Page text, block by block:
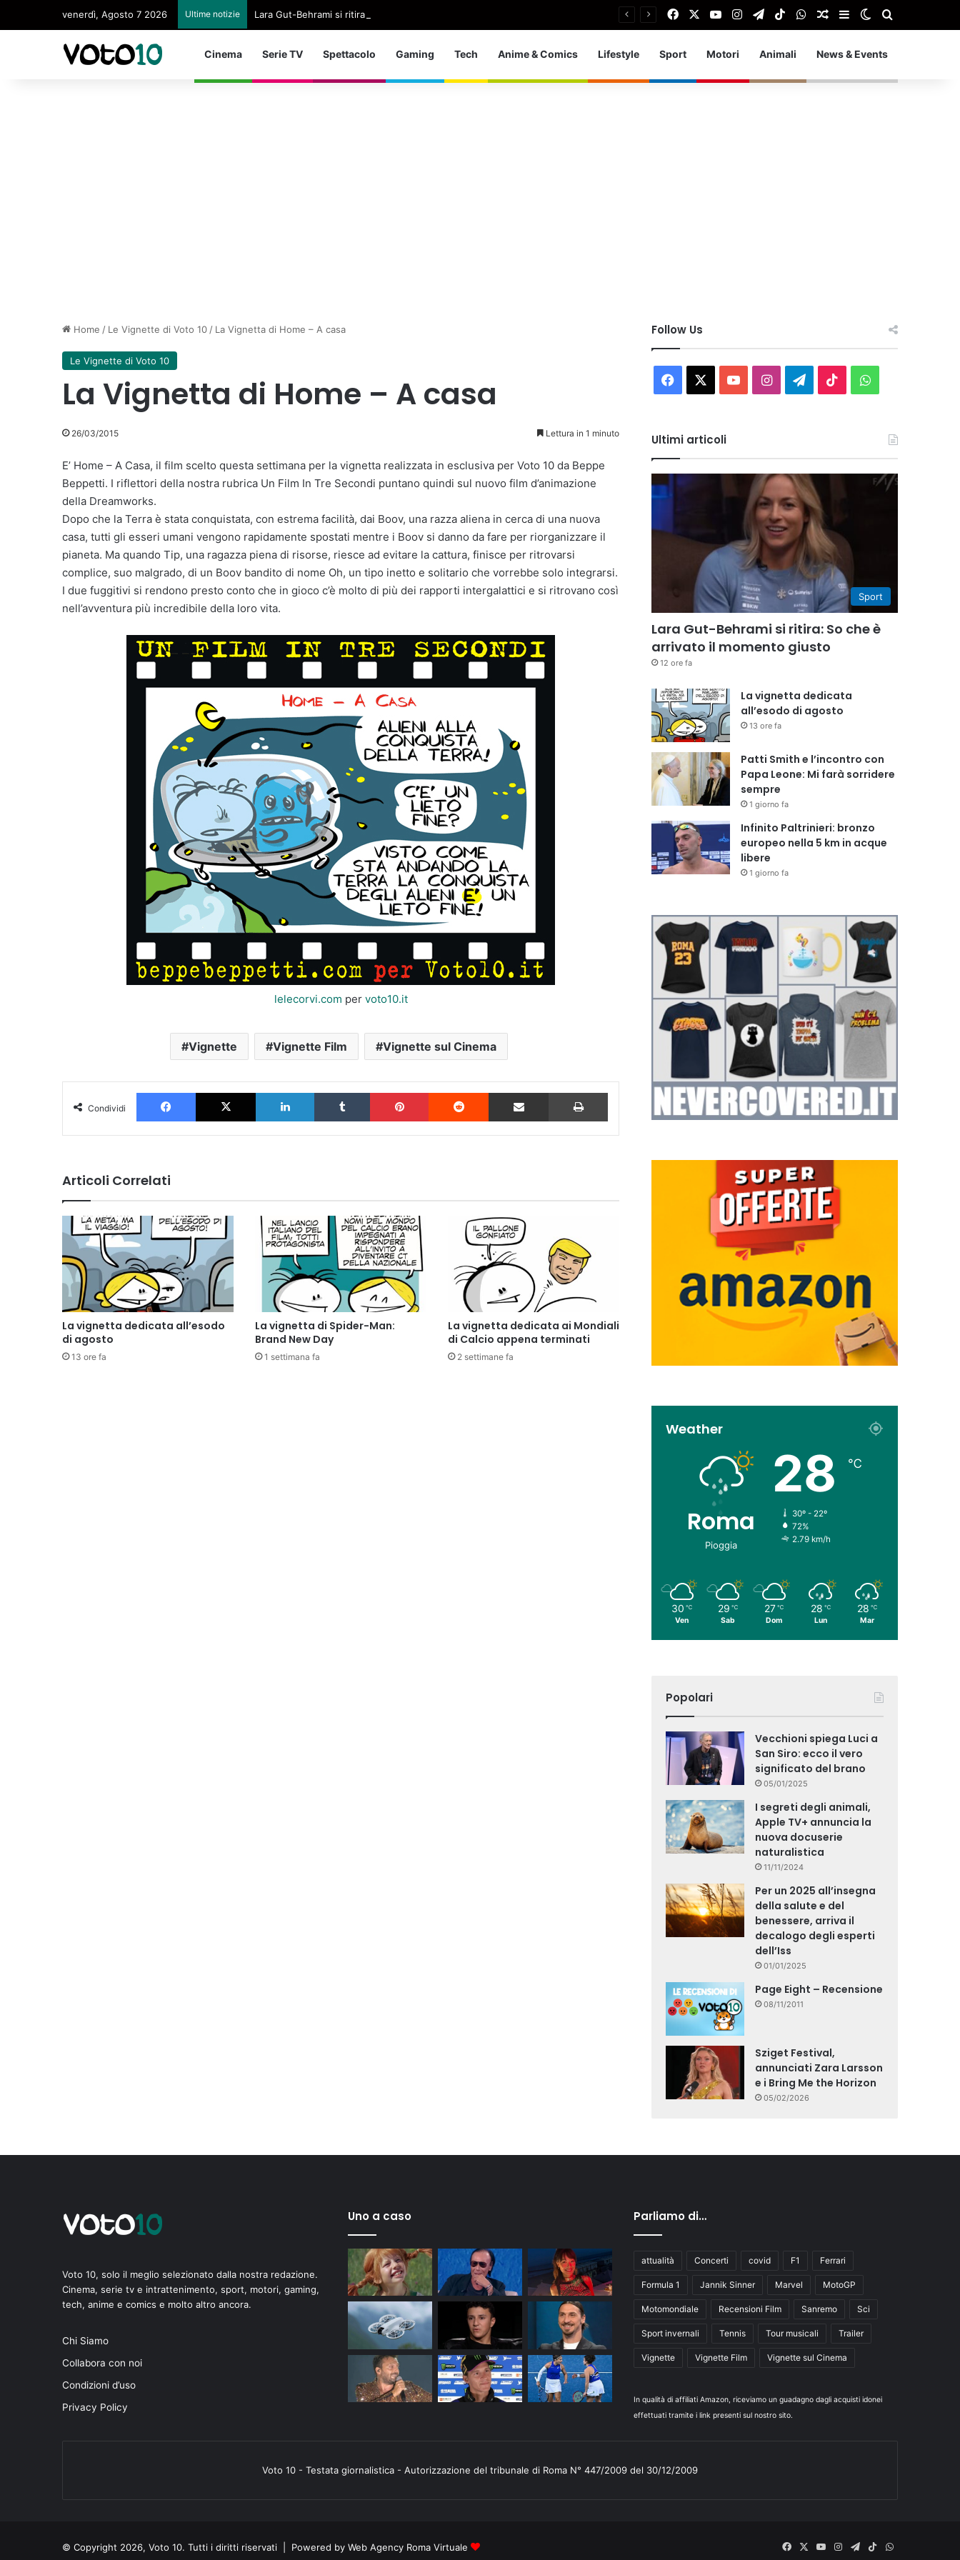
venerdì, Agosto 7 2026 Ultime notizie Lara Gut-Behrami si ritira: So che è arrivato il momento giusto FacebookYou TubeInstagram
TelegramTikTokWhatsApp
Articolo Random
Barra laterale
Cambia aspetto
Cinema Serie TV Spettacolo Gaming Tech Anime & Comics Lifestyle Sport Motori Animali News & Events
Home / Le Vignette di Voto 10 / La Vignetta di Home – A casa
Le Vignette di Voto 10
La Vignetta di Home – A casa
26/03/2015 Lettura in 1 minuto
E’ Home – A Casa, il film scelto questa settimana per la vignetta realizzata in esclusiva per Voto 10 da Beppe
Beppetti. I riflettori della nostra rubrica Un Film In Tre Secondi puntano quindi sul nuovo film d’animazione
della Dreamworks.
Dopo che la Terra è stata conquistata, con estrema facilità, dai Boov, una razza aliena in cerca di una nuova
casa, tutti gli esseri umani vengono rapidamente spostati mentre i Boov si danno da fare per riorganizzare il
pianeta. Ma quando Tip, una ragazza piena di risorse, riesce ad evitare la cattura, finisce per ritrovarsi
complice, suo malgrado, di un Boov bandito di nome Oh, un tipo inetto e solitario che vorrebbe solo integrarsi.
I due fuggitivi si rendono presto conto che in gioco c’è molto di più dei rapporti intergalattici e si ritrovano così
nell’avventura più incredibile della loro vita.
lelecorvi.com per voto10.it
Vignette Vignette Film Vignette sul Cinema
Condividi
Facebook X LinkedIn Tumblr Pinterest Reddit Condividi via Email Stampa
Articoli Correlati
La vignetta dedicata all’esodo
di agosto
13 ore fa
La vignetta di Spider-Man:
Brand New Day
1 settimana fa
La vignetta dedicata ai Mondiali
di Calcio appena terminati
2 settimane fa
Follow Us
Facebook You InstagramTelegram
TikTokWhatsApp
Ultimi articoli
Sport
Lara Gut-Behrami si ritira: So che è
arrivato il momento giusto
12 ore fa
La vignetta dedicata
all’esodo di agosto
13 ore fa
Patti Smith e l’incontro con
Papa Leone: Mi farà sorridere
sempre
1 giorno fa
Infinito Paltrinieri: bronzo
europeo nella 5 km in acque
libere
1 giorno fa
Weather
Roma
Pioggia
28 ℃
30º - 22º
72%
2.79 km/h
30 ℃
Ven
29 ℃
Sab
27 ℃
Dom
28 ℃
Lun
28 ℃
Mar
Popolari
Vecchioni spiega Luci a
San Siro: ecco il vero
significato del brano
05/01/2025
I segreti degli animali,
Apple TV+ annuncia la
nuova docuserie
naturalistica
11/11/2024
Per un 2025 all’insegna
della salute e del
benessere, arriva il
decalogo degli esperti
dell’Iss
01/01/2025
Page Eight – Recensione
08/11/2011
Sziget Festival,
annunciati Zara Larsson
e i Bring Me the Horizon
05/02/2026
Voto 10, solo il meglio selezionato dalla nostra redazione.
Cinema, serie tv e intrattenimento, sport, motori, gaming,
tech, anime e comics e molto altro ancora.
Chi Siamo
Collabora con noi
Condizioni d’uso
Privacy Policy
Uno a caso Parliamo di…
attualità Concerti covid F1 Ferrari
Formula 1 Jannik Sinner Marvel MotoGP
Motomondiale Recensioni Film Sanremo Sci
Sport invernali Tennis Tour musicali Trailer
Vignette Vignette Film Vignette sul Cinema
In qualità di affiliati Amazon, riceviamo un guadagno dagli acquisti idonei
effettuati tramite i link presenti sul nostro sito.
Voto 10 - Testata giornalistica - Autorizzazione del tribunale di Roma N° 447/2009 del 30/12/2009
© Copyright 2026, Voto 10. Tutti i diritti riservati | Powered by Web Agency Roma Virtuale Facebook
X
YouInstagram
Telegram
TikTokWhatsApp